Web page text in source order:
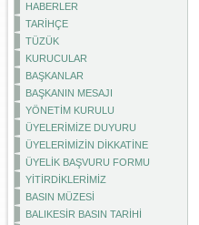
HABERLER
TARİHÇE
TÜZÜK
KURUCULAR
BAŞKANLAR
BAŞKANIN MESAJI
YÖNETİM KURULU
ÜYELERİMİZE DUYURU
ÜYELERİMİZİN DİKKATİNE
ÜYELİK BAŞVURU FORMU
YİTİRDİKLERİMİZ
BASIN MÜZESİ
BALIKESİR BASIN TARİHİ